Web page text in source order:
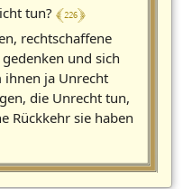
tun? ﴾ 226 ﴿
rechtschaffene
und sich
ihnen ja Unrecht
die Unrecht tun,
Rückkehr sie haben